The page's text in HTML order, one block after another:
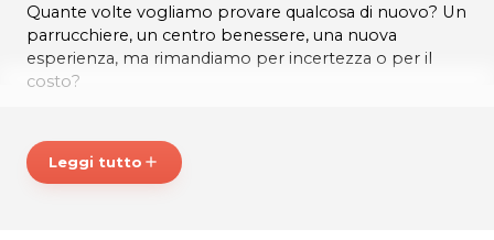
Quante volte vogliamo provare qualcosa di nuovo? Un
parrucchiere, un centro benessere, una nuova
esperienza, ma rimandiamo per incertezza o per il
costo?
Oggi quel progetto cresce. Si trasforma. Si amplia.
Da semplice piattaforma di risparmio diventa qualcosa
Leggi tutto add